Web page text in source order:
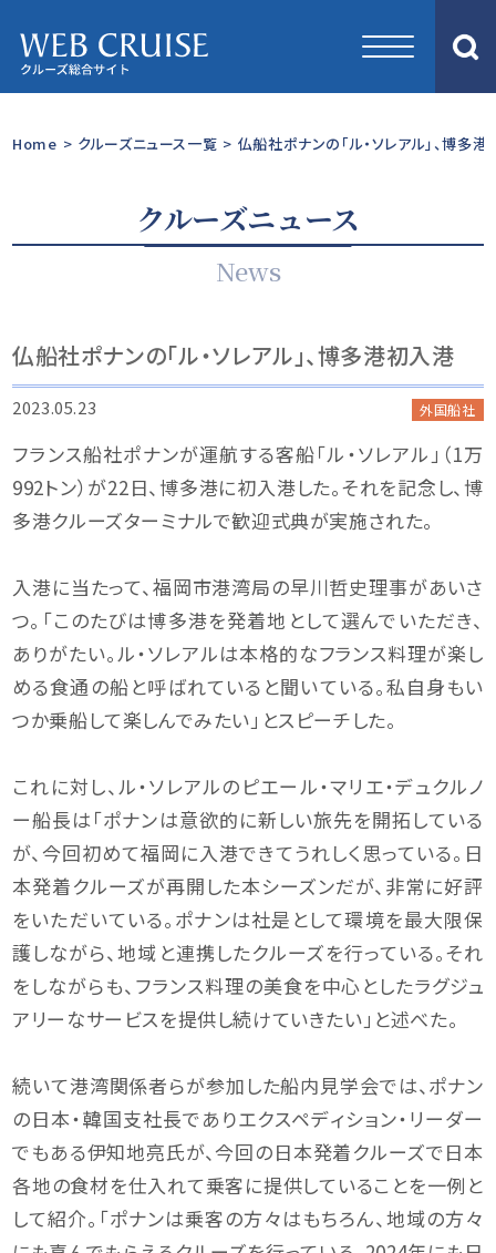
Home > クルーズニュース一覧 > 仏船社ポナンの「ル・ソレアル」、博多
クルーズニュース
News
仏船社ポナンの「ル・ソレアル」、博多港初入港
2023.05.23 外国船社
フランス船社ポナンが運航する客船「ル・ソレアル」（1万
992トン）が22日、博多港に初入港した。それを記念し、博
多港クルーズターミナルで歓迎式典が実施された。
入港に当たって、福岡市港湾局の早川哲史理事があいさ
つ。「このたびは博多港を発着地として選んでいただき、
ありがたい。ル・ソレアルは本格的なフランス料理が楽し
める食通の船と呼ばれていると聞いている。私自身もい
つか乗船して楽しんでみたい」とスピーチした。
これに対し、ル・ソレアルのピエール・マリエ・デュクルノ
ー船長は「ポナンは意欲的に新しい旅先を開拓している
が、今回初めて福岡に入港できてうれしく思っている。日
本発着クルーズが再開した本シーズンだが、非常に好評
をいただいている。ポナンは社是として環境を最大限保
護しながら、地域と連携したクルーズを行っている。それ
をしながらも、フランス料理の美食を中心としたラグジュ
アリーなサービスを提供し続けていきたい」と述べた。
続いて港湾関係者らが参加した船内見学会では、ポナン
の日本・韓国支社長でありエクスペディション・リーダー
でもある伊知地亮氏が、今回の日本発着クルーズで日本
各地の食材を仕入れて乗客に提供していることを一例と
して紹介。「ポナンは乗客の方々はもちろん、地域の方々